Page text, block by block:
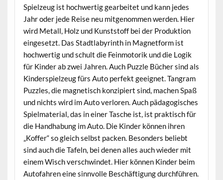
Spielzeug ist hochwertig gearbeitet und kann jedes
Jahr oder jede Reise neu mitgenommen werden. Hier
wird Metall, Holz und Kunststoff bei der Produktion
eingesetzt. Das Stadtlabyrinth in Magnetform ist
hochwertig und schult die Feinmotorik und die Logik
für Kinder ab zwei Jahren. Auch Puzzle Bücher sind als
Kinderspielzeug fürs Auto perfekt geeignet. Tangram
Puzzles, die magnetisch konzipiert sind, machen Spaß
und nichts wird im Auto verloren. Auch pädagogisches
Spielmaterial, das in einer Tasche ist, ist praktisch für
die Handhabung im Auto. Die Kinder können ihren
„Koffer“ so gleich selbst packen. Besonders beliebt
sind auch die Tafeln, bei denen alles auch wieder mit
einem Wisch verschwindet. Hier können Kinder beim
Autofahren eine sinnvolle Beschäftigung durchführen.